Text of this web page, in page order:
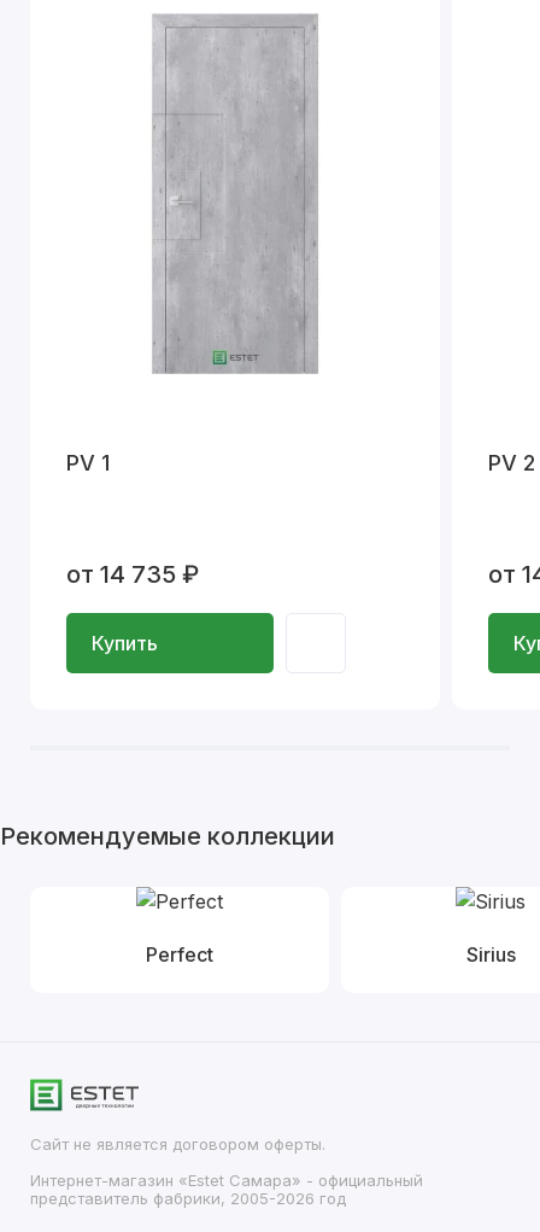
PV 1
от 14 735 ₽
Купить
PV 2
от
Рекомендуемые коллекции
Perfect Sirius
Сайт не является договором оферты.
Интернет-магазин «Estet Самара» - официальный
представитель фабрики, 2005-2026 год